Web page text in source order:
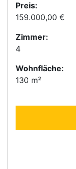
Preis:
159.000,00 €
Zimmer:
4
Wohnfläche:
130 m²